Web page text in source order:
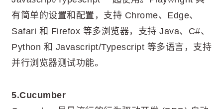
有简单的设置和配置，支持 Chrome、Edge、
Safari 和 Firefox 等多浏览器，支持 Java、C#、
Python 和 Javascript/Typescript 等多语言，支持
并行浏览器测试功能。
5.Cucumber